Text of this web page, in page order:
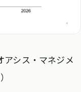
シス・マネジメ